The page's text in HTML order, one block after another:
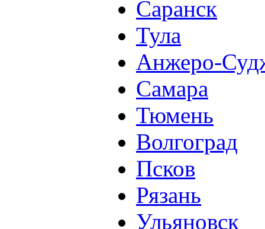
Саранск
Тула
Анжеро-
Самара
Тюмень
Волгоград
Псков
Рязань
Ульяновск